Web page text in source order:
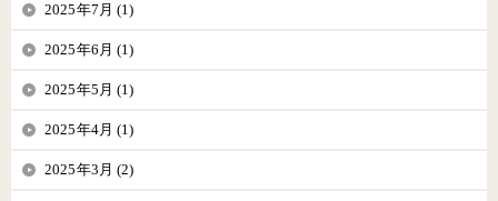
2025年7月 (1)
2025年6月 (1)
2025年5月 (1)
2025年4月 (1)
2025年3月 (2)